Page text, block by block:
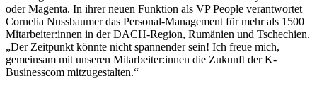
oder Magenta. In ihrer neuen Funktion als VP People verantwortet
Cornelia Nussbaumer das Personal-Management für mehr als 1500
Mitarbeiter:innen in der DACH-Region, Rumänien und Tschechien.
„Der Zeitpunkt könnte nicht spannender sein! Ich freue mich,
gemeinsam mit unseren Mitarbeiter:innen die Zukunft der K-
Businesscom mitzugestalten.“